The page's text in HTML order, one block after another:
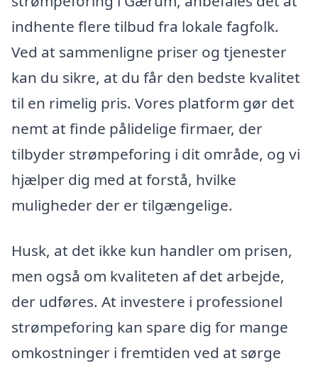
indhente flere tilbud fra lokale fagfolk.
Ved at sammenligne priser og tjenester
kan du sikre, at du får den bedste kvalitet
til en rimelig pris. Vores platform gør det
nemt at finde pålidelige firmaer, der
tilbyder strømpeforing i dit område, og vi
hjælper dig med at forstå, hvilke
muligheder der er tilgængelige.
Husk, at det ikke kun handler om prisen,
men også om kvaliteten af det arbejde,
der udføres. At investere i professionel
strømpeforing kan spare dig for mange
omkostninger i fremtiden ved at sørge